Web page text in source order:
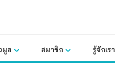
มูล สมาชิก รู้จักเรา